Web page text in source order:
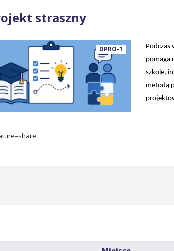
straszny
DPRO-1
Podczas
pomaga
szkole,
metodą